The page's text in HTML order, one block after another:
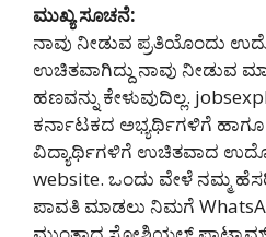
ಮುಖ್ಯ ಸೂಚನೆ:
ನಾವು ನೀಡುವ ಪ್ರತಿಯೊಂದು
ಉಚಿತವಾಗಿದ್ದು ನಾವು ನೀಡುವ
ಹಣವನ್ನು ಕೇಳುವುದಿಲ್ಲ.
ಕರ್ನಾಟಕದ ಅಭ್ಯರ್ಥಿಗಳಿಗೆ
ವಿದ್ಯಾರ್ಥಿಗಳಿಗೆ ಉಚಿತವಾದ
website. ಒಂದು ವೇಳೆ ನಮ್ಮ
ಪಾವತಿ ಮಾಡಲು ನಿಮಗೆ